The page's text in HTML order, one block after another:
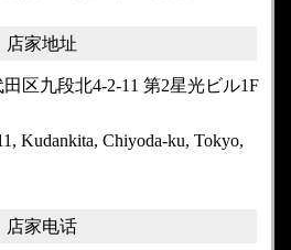
店家地址
区九段北4-2-11 第2星光ビル1F
Kudankita, Chiyoda-ku, Tokyo,
店家电话